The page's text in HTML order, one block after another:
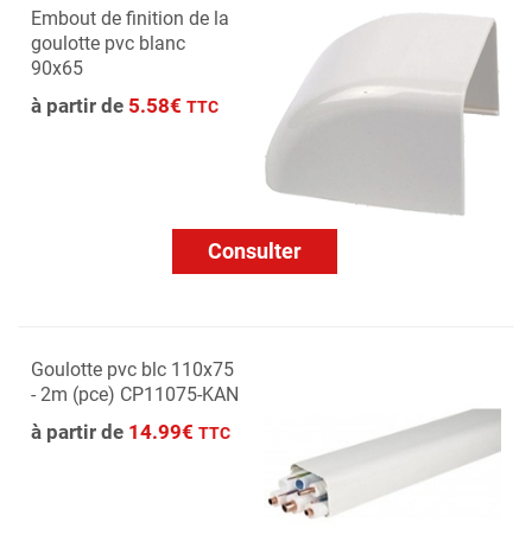
Embout de finition de la
goulotte pvc blanc
90x65
à partir de 5.58€ TTC
Consulter
Goulotte pvc blc 110x75
- 2m (pce) CP11075-KAN
à partir de 14.99€ TTC